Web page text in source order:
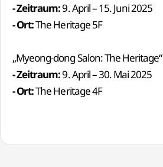
- Zeitraum:9. April – 15. Juni 2025
- Ort:The Heritage 5F
„Myeong-dong Salon: The Heritage“
- Zeitraum:9. April – 30. Mai 2025
- Ort:The Heritage 4F